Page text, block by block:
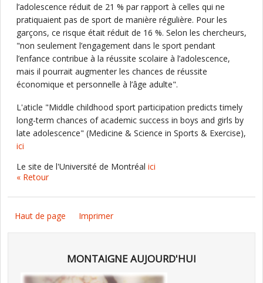
l’adolescence réduit de 21 % par rapport à celles qui ne
pratiquaient pas de sport de manière régulière. Pour les
garçons, ce risque était réduit de 16 %. Selon les chercheurs,
"non seulement l’engagement dans le sport pendant
l’enfance contribue à la réussite scolaire à l’adolescence,
mais il pourrait augmenter les chances de réussite
économique et personnelle à l’âge adulte".
L'aticle "Middle childhood sport participation predicts timely
long-term chances of academic success in boys and girls by
late adolescence" (Medicine & Science in Sports & Exercise),
ici
Le site de l'Université de Montréal ici
« Retour
Haut de page Imprimer
MONTAIGNE AUJOURD'HUI